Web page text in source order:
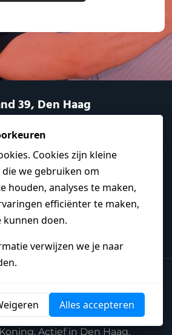
39, Den Haag
22 29
Actief in Den Haag,